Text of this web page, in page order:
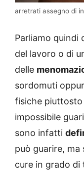
arretrati assegno di
Parliamo quindi
del lavoro o di
delle
sordomuti
fisiche piuttosto
impossibile
sono infatti
può guarire,
cure in grado di